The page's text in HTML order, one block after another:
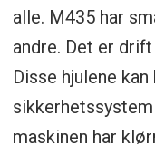
alle. M435 har
andre. Det er
Disse hjulene
maskinen har